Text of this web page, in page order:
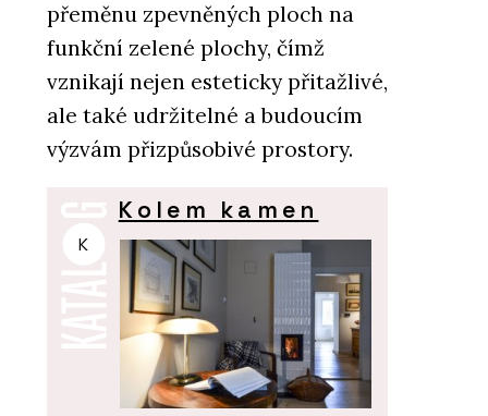
přeměnu zpevněných ploch na
funkční zelené plochy, čímž
vznikají nejen esteticky přitažlivé,
ale také udržitelné a budoucím
výzvám přizpůsobivé prostory.
K
Kolem kamen